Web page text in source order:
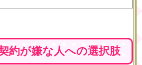
約が嫌な人への選択肢